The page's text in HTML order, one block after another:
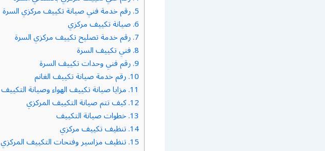
5. رقم خدمة فني صيانة تكييف مركزي السرة
6. صيانة تكييف مركزي
7. رقم خدمة تصليح تكييف مركزي السرة
8. فني تكييف السرة
9. رقم فني وحدات تكييف السرة
10. رقم خدمة صيانة تكييف الغانم
11. مزايا صيانة تكييف الهواء وصيانة التكييف
12. كيف تتم صيانة التكييف المركزي
13. خطوات صيانة التكييف
14. تنظيف تكييف مركزي
15. تنظيف مزاسير وفتحات التكييف المركزي